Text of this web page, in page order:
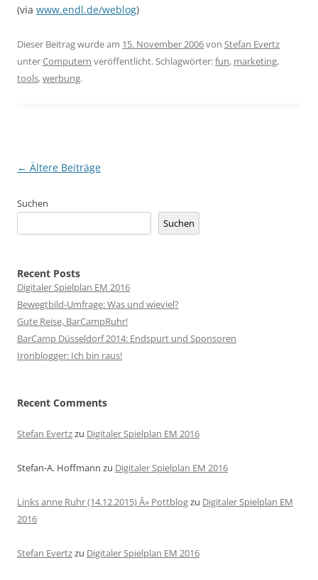
(via www.endl.de/weblog)
Dieser Beitrag wurde am 15. November 2006von Stefan Evertz
unterComputern veröffentlicht. Schlagwörter:fun, marketing,
tools,werbung.
Beitragsnavigation
← Ältere Beiträge
Suchen
Suchen
Recent Posts
Digitaler Spielplan EM 2016
Bewegtbild-Umfrage: Was und wieviel?
Gute Reise, BarCampRuhr!
BarCamp Düsseldorf 2014: Endspurt und Sponsoren
Ironblogger: Ich bin raus!
Recent Comments
Stefan Evertzzu Digitaler Spielplan EM 2016
Stefan-A. Hoffmann zu Digitaler Spielplan EM 2016
Links anne Ruhr (14.12.2015) Â» Pottblogzu Digitaler Spielplan EM
2016
Stefan Evertzzu Digitaler Spielplan EM 2016